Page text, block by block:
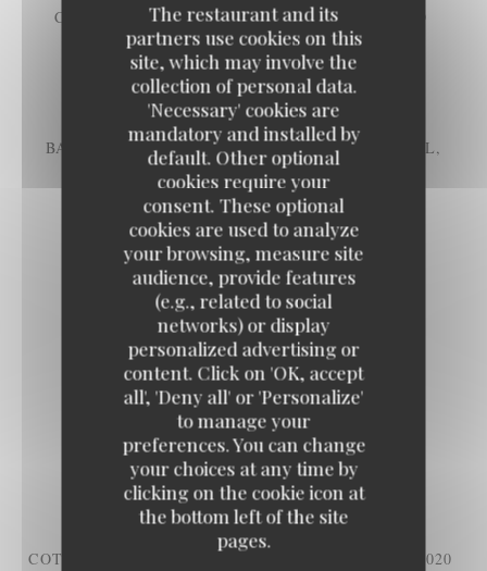
The restaurant and its
partners use cookies on this
site, which may involve the
collection of personal data.
'Necessary' cookies are
mandatory and installed by
default. Other optional
cookies require your
consent. These optional
cookies are used to analyze
your browsing, measure site
audience, provide features
(e.g., related to social
networks) or display
personalized advertising or
content. Click on 'OK, accept
all', 'Deny all' or 'Personalize'
to manage your
preferences. You can change
your choices at any time by
clicking on the cookie icon at
the bottom left of the site
pages.
CROZES HERMITAGE, AOP, DAVID REYNAUD
55,00 EUR
75cl
BARON PHILIPPE DE ROTSCHILD, NATHANIEL,
PAUILLAC 2018
78,00 EUR
HAUTE COTES DE BEAUNE,2022
58,00 EUR
75cl
MERCUREY, MAISON CHANZY, AOP, 2020
85,00 EUR
75cl
COTE ROTIE, BRUNE ET BLONDE, E.GUIGAL, 2020
Le Petit Littré